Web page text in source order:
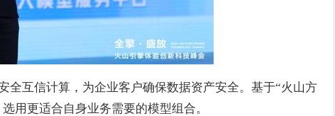
全互信计算，为企业客户确保数据资产安全。基于“火山方
用更适合自身业务需要的模型组合。